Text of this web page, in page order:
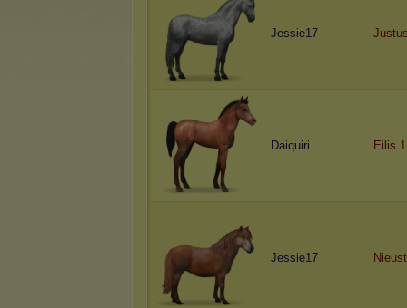
Jessie17
Daiquiri Eilis
Jessie17